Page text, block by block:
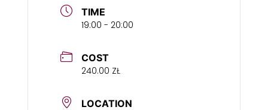
TIME
19:00 - 20:00
COST
240.00 ZŁ
LOCATION